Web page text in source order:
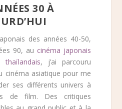
30 À
des années 40-50,
90, au cinéma japonais
thaïlandais, j’ai parcouru
cinéma asiatique pour me
ses différents univers à
de film. Des critiques